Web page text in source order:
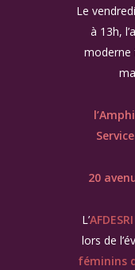
Le
à 13h,
moderne
20
L’AFDESRI
lors de
féminins